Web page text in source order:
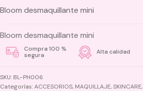
Bloom desmaquillante mini
Bloom desmaquillante mini
Compra 100 %
segura
Alta calidad
SKU: BL-PH006
Categorías:ACCESORIOS, MAQUILLAJE,SKINCARE,